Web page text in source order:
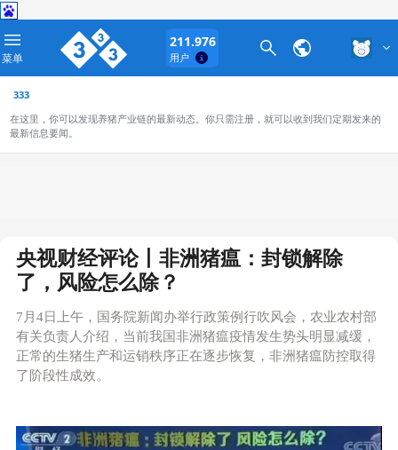
菜单
211.976
用户
333
在这里，你可以发现养猪产业链的最新动态。你只需注册，就可以收到我们定期发来的
最新信息要闻。
央视财经评论丨非洲猪瘟：封锁解除
了，风险怎么除？
7月4日上午，国务院新闻办举行政策例行吹风会，农业农村部
有关负责人介绍，当前我国非洲猪瘟疫情发生势头明显减缓，
正常的生猪生产和运销秩序正在逐步恢复，非洲猪瘟防控取得
了阶段性成效。